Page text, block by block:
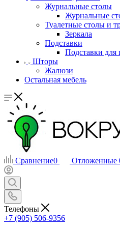
Журнальные столы
Журнальные
Туалетные столы и
Зеркала
Подставки
Подставки для
Шторы
Жалюзи
Остальная мебель
Сравнение0 Отложенные
Телефоны
+7 (905) 506-9356